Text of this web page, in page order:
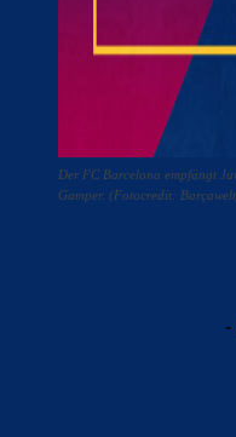
Der FC Barcelona empfängt
Gamper. (Fotocredit:
-